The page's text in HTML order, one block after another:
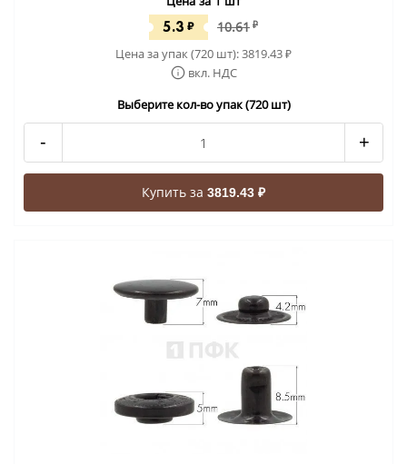
5.3 ₽ 10.61 ₽
Цена за упак (720 шт):3819.43₽
вкл. НДС
Выберите кол-во упак (720 шт)
- +
Купить за 3819.43 ₽